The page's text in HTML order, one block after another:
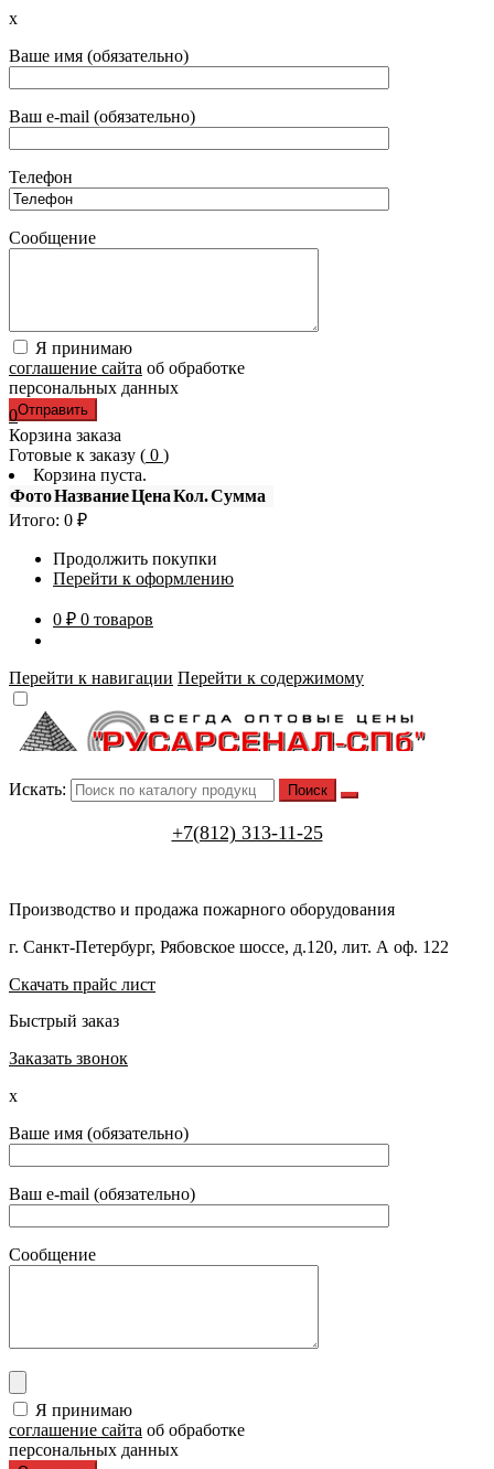
x
Ваше имя (обязательно)
Ваш e-mail (обязательно)
Телефон
Сообщение
Я принимаю
соглашение сайта об обработке
персональных данных
0
Корзина заказа
Готовые к заказу ( 0 )
Корзина пуста.
ФотоНазваниеЦенаКол.Сумма
Итого: 0 ₽
Продолжить покупки
Перейти к оформлению
0 ₽ 0 товаров
Перейти к навигации Перейти к содержимому
Искать:
+7(812) 313-11-25
Производство и продажа пожарного оборудования
г. Санкт-Петербург, Рябовское шоссе, д.120, лит. А оф. 122
Скачать прайс лист
Быстрый заказ
Заказать звонок
x
Ваше имя (обязательно)
Ваш e-mail (обязательно)
Сообщение
Я принимаю
соглашение сайта об обработке
персональных данных